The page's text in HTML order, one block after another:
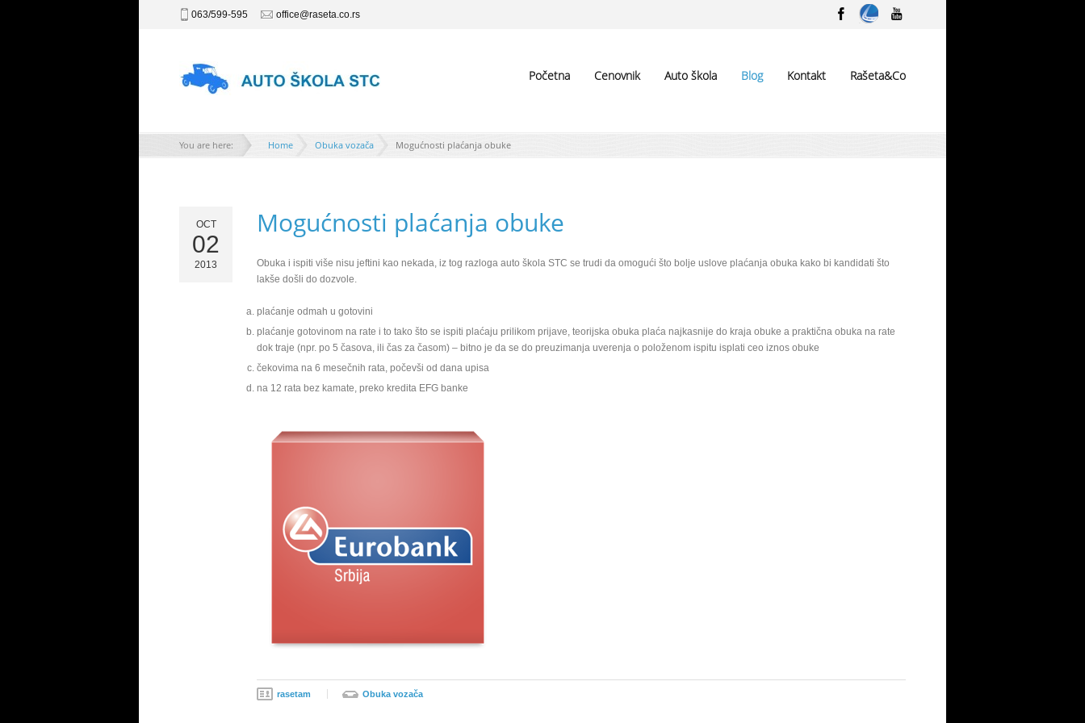
063/599-595 office@raseta.co.rs
Početna Cenovnik Auto škola Blog Kontakt Rašeta&Co
You are here: Home Obuka vozača Mogućnosti plaćanja obuke
OCT
02
2013
Mogućnosti plaćanja obuke
Obuka i ispiti više nisu jeftini kao nekada, iz tog razloga auto škola STC se trudi da omogući što bolje uslove plaćanja obuka kako bi kandidati što
lakše došli do dozvole.
plaćanje odmah u gotovini
plaćanje gotovinom na rate i to tako što se ispiti plaćaju prilikom prijave, teorijska obuka plaća najkasnije do kraja obuke a praktična obuka na rate
dok traje (npr. po 5 časova, ili čas za časom) – bitno je da se do preuzimanja uverenja o položenom ispitu isplati ceo iznos obuke
čekovima na 6 mesečnih rata, počevši od dana upisa
na 12 rata bez kamate, preko kredita EFG banke
rasetam Obuka vozača